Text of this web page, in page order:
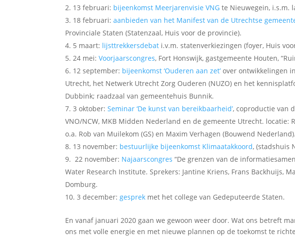
13 februari: bijeenkomst Meerjarenvisie VNG te Nieuwegein, i.s.m.
18 februari:aanbieden van het Manifest van de Utrechtse
Provinciale Staten (Statenzaal, Huis voor de provincie).
5 maart: lijsttrekkersdebat i.v.m. statenverkiezingen (foyer, Huis
24 mei:Voorjaarscongres, Fort Honswijk, gastgemeente Houten,
12 september: bijeenkomst ‘Ouderen aan zet’ over ontwikkelingen
Utrecht, het Netwerk Utrecht Zorg Ouderen (NUZO) en het
Dubbink; raadzaal van gemeentehuis Bunnik.
3 oktober:Seminar ‘De kunst van bereikbaarheid’, coproductie van
VNO/NCW, MKB Midden Nederland en de gemeente Utrecht. locatie:
o.a. Rob van Muilekom (GS) en Maxim Verhagen (Bouwend Nederland).
13 november: bestuurlijke bijeenkomst Klimaatakkoord, (stadshuis
22 november: Najaarscongres “De grenzen van de
Water Research Institute. Sprekers: Jantine Kriens, Frans Backhuijs,
Domburg.
3 december: gesprek met het college van Gedeputeerde Staten.
En vanaf januari 2020 gaan we gewoon weer door. Wat ons betreft
ons met volle energie en met nieuwe plannen op de toekomst te